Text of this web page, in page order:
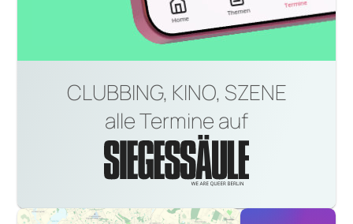
CLUBBING, KINO, SZENE
alle Termine auf